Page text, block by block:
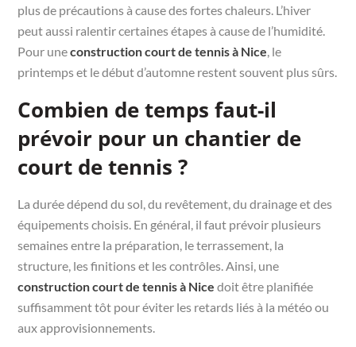
plus de précautions à cause des fortes chaleurs. L’hiver
peut aussi ralentir certaines étapes à cause de l’humidité.
Pour uneconstruction court de tennis à Nice, le
printemps et le début d’automne restent souvent plus sûrs.
Combien de temps faut-il
prévoir pour un chantier de
court de tennis ?
La durée dépend du sol, du revêtement, du drainage et des
équipements choisis. En général, il faut prévoir plusieurs
semaines entre la préparation, le terrassement, la
structure, les finitions et les contrôles. Ainsi, une
construction court de tennis à Nice doit être planifiée
suffisamment tôt pour éviter les retards liés à la météo ou
aux approvisionnements.